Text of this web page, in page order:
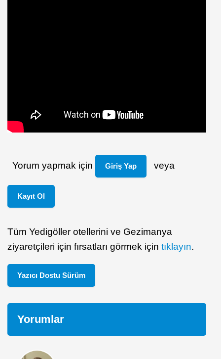
Yorum yapmak için Giriş Yap veya
Kayıt Ol
Tüm Yedigöller otellerini ve Gezimanya
ziyaretçileri için fırsatları görmek için tıklayın.
Yazıcı Dostu Sürüm
Yorumlar